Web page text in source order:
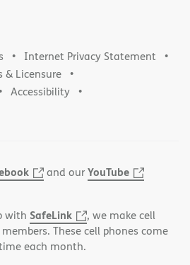
Internet Privacy Statement
& Licensure
Accessibility
and ourYouTube
with SafeLink
, we make cell
These cell phones come
each month.